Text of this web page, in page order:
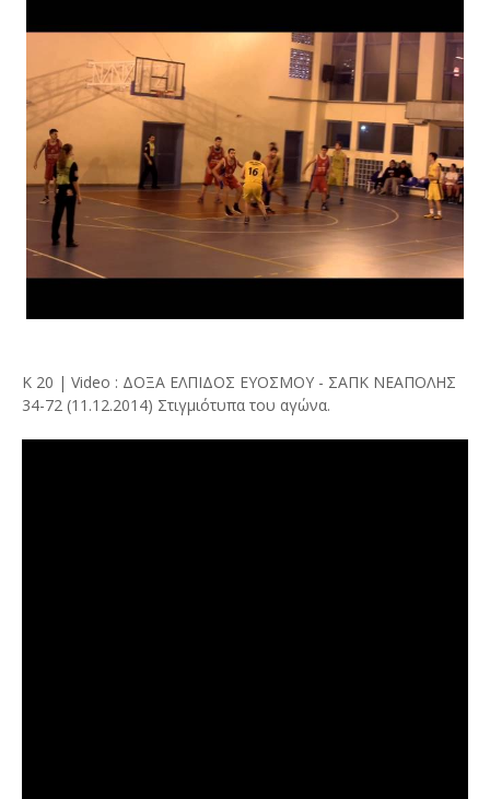
Κ 20 | Video : ΔΟΞΑ ΕΛΠΙΔΟΣ ΕΥΟΣΜΟΥ - ΣΑΠΚ ΝΕΑΠΟΛΗΣ
34-72 (11.12.2014) Στιγμιότυπα του αγώνα.